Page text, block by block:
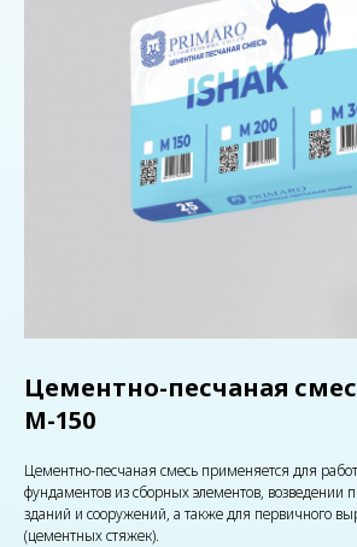
Цементно-песчаная
М-150
Цементно-песчаная смесь применяется для
фундаментов из сборных элементов,
зданий и сооружений, а также для первичного
(цементных стяжек).